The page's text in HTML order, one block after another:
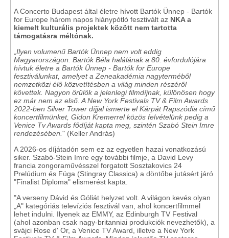
A Concerto Budapest által életre hívott Bartók Ünnep - Bartók
for Europe három napos hiánypótló fesztivált az NKA a
kiemelt kulturális projektek között nem tartotta
támogatásra méltónak.
Ilyen volumenű Bartók Ünnep nem volt eddig
Magyarországon. Bartók Béla halálának a 80. évfordulójára
hívtuk életre a Bartók Ünnep - Bartók for Europe
fesztiválunkat, amelyet a Zeneakadémia nagyterméből
nemzetközi élő közvetítésben a világ minden részéről
követtek. Nagyon örülök a jelenlegi filmdíjnak, különösen hogy
ez már nem az első. A New York Festivals TV & Film Awards
2022-ben Silver Tower díjjal ismerte el Kárpát Rapszódia című
koncertfilmünket, Gidon Kremerrel közös felvételünk pedig a
Venice Tv Awards fődíját kapta meg, szintén Szabó Stein Imre
rendezésében. " (Keller András)
A 2026-os díjátadón sem ez az egyetlen hazai vonatkozású
siker. Szabó-Stein Imre egy további filmje, a David Levy
francia zongoraművésszel forgatott Sosztakovics 24
Prelúdium és Fúga (Stingray Classica) a döntőbe jutásért járó
"Finalist Diploma" elismerést kapta.
"A verseny Dávid és Góliát helyzet volt. A világon kevés olyan
„A" kategóriás televíziós fesztivál van, ahol koncertfilmmel
lehet indulni. Ilyenek az EMMY, az Edinburgh TV Festival
(ahol azonban csak nagy-britanniai produkciók nevezhetők), a
svájci Rose d' Or, a Venice TV Award, illetve a New York